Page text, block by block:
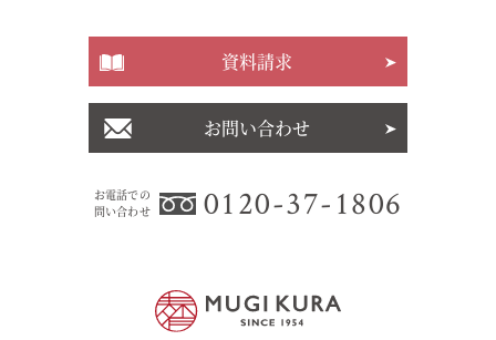
お電話での
問い合わせ
0120-37-1806
資料請求
お問い合わせ